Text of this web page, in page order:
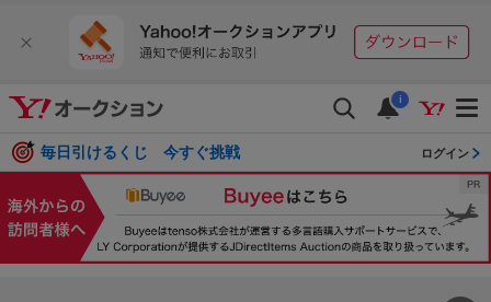
i
毎日引けるくじ 今すぐ挑戦 ログイン